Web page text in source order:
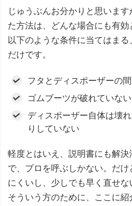
じゅうぶんお分かりと思いま
た方法は、どんな場合にも有効
以下のような条件に当てはま
だけです。
フタとディスポーザーの
ゴムブーツが破れていない
ディスポーザー自体は壊
りしていない
軽度とはいえ、説明書にも解
で、プロを呼ぶしかない。だけ
にくいし、少しでも早く直せな
そういう方のために、ここに